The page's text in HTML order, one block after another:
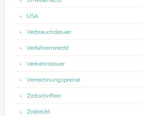
USA
Verbrauchsteuer
Verfahrensrecht
Verkehrsteuer
Verrechnungspreise
Zeitschriften
Zollrecht